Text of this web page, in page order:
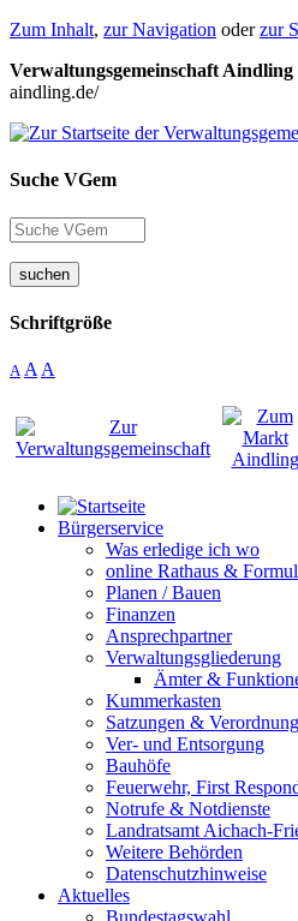
Zum Inhalt, zur Navigation oderzur
Verwaltungsgemeinschaft Aindling
aindling.de/
Suche VGem
suchen
Schriftgröße
A A A
Bürgerservice
Was erledige ich wo
online Rathaus &
Planen / Bauen
Finanzen
Ansprechpartner
Verwaltungsgliederung
Ämter &
Kummerkasten
Satzungen &
Ver- und Entsorgung
Bauhöfe
Feuerwehr, First
Notrufe & Notdienste
Landratsamt Aichach-
Weitere Behörden
Datenschutzhinweise
Aktuelles
Bundestagswahl